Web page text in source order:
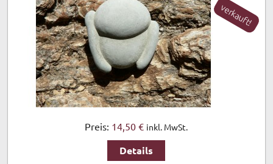
Preis: 14,50 € inkl. MwSt.
Details
verkauft!